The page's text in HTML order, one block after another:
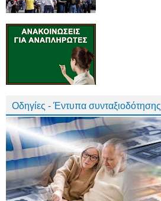
Οδηγίες - Έντυπα συνταξιοδότησης